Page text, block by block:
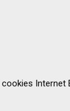
Internet